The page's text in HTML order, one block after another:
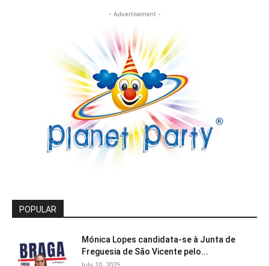
- Advertisement -
POPULAR
Mónica Lopes candidata-se à Junta de
Freguesia de São Vicente pelo...